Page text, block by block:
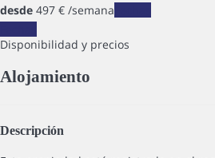
desde 497 € /semana
Disponibilidad y precios
Alojamiento
Descripción